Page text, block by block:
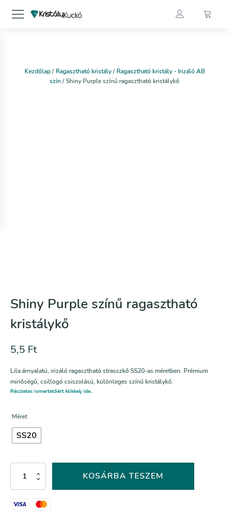
Kezdőlap/ Ragasztható kristály/ Ragasztható kristály - Irizáló AB
szín/ Shiny Purple színű ragasztható kristálykő
Shiny Purple színű ragasztható
kristálykő
5,5 Ft
Lila árnyalatú, irizáló ragasztható strasszkő SS20-as méretben. Prémium
minőségű, csillogó csiszolású, különleges színű kristálykő.
Részletes ismertetőért klikkelj ide..
Méret
SS20
Shiny
Purple
színű
ragasztható
KOSÁRBA TESZEM